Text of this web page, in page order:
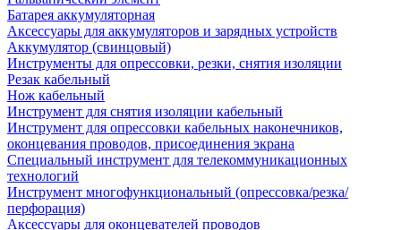
Батарея аккумуляторная
Аксессуары для аккумуляторов и зарядных устройств
Аккумулятор (свинцовый)
Инструменты для опрессовки, резки, снятия изоляции
Резак кабельный
Нож кабельный
Инструмент для снятия изоляции кабельный
Инструмент для опрессовки кабельных наконечников,
оконцевания проводов, присоединения экрана
Специальный инструмент для телекоммуникационных
технологий
Инструмент многофункциональный (опрессовка/резка/
перфорация)
Аксессуары для оконцевателей проводов